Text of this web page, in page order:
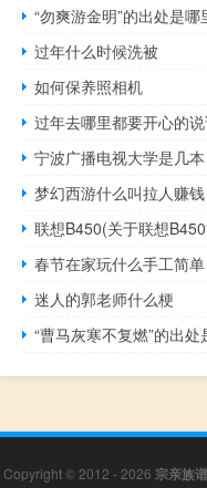
“勿爽游金明”的出处是哪
过年什么时候洗被
如何保养照相机
过年去哪里都要开心的
宁波广播电视大学是几本
梦幻西游什么叫拉人赚钱
联想B450(关于联想
春节在家玩什么手工简单
迷人的郭老师什么梗
“曹马灰寒不复燃”的出处
Copyright © 2012 - 2026 宗亲族